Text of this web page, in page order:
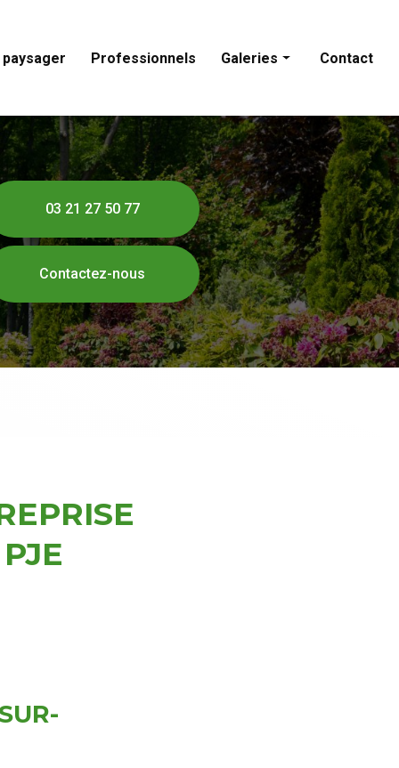
Professionnels Galeries
Entretien d'extérieur
Aménagement paysager
Professionnels
Contact
03 21 27 50 77
Contactez-nous